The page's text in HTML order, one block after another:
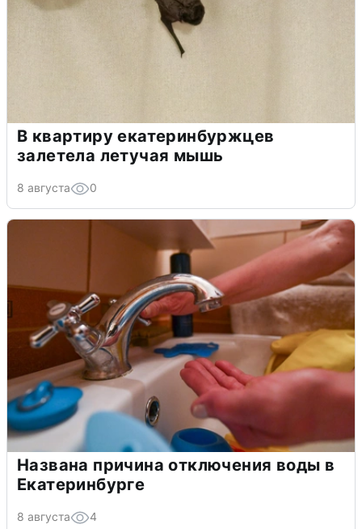
В квартиру екатеринбуржцев
залетела летучая мышь
8 августа 0
Названа причина отключения воды в
Екатеринбурге
8 августа 4